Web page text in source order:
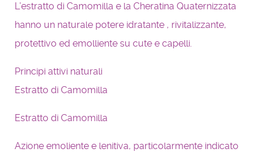
L’estratto di Camomilla e la Cheratina Quaternizzata
hanno un naturale potere idratante , rivitalizzante,
protettivo ed emolliente su cute e capelli.
Principi attivi naturali
Estratto di Camomilla
Estratto di Camomilla
Azione emoliente e lenitiva, particolarmente indicato